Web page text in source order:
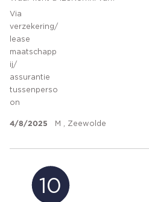
Via
verzekering/
lease
maatschapp
ij/
assurantie
tussenperso
on
4/8/2025 M , Zeewolde
10